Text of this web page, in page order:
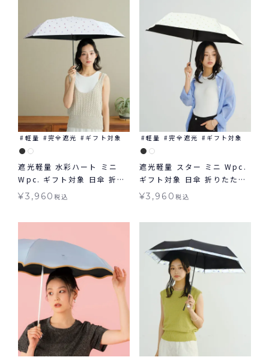
軽量 完全遮光 ギフト対象
遮光軽量 水彩ハート ミニ
Wpc. ギフト対象 日傘 折り
たたみ傘 晴雨兼用
¥3,960税込
軽量 完全遮光 ギフト対象
遮光軽量 スター ミニ Wpc.
ギフト対象 日傘 折りたたみ
晴雨兼用
¥3,960 税込